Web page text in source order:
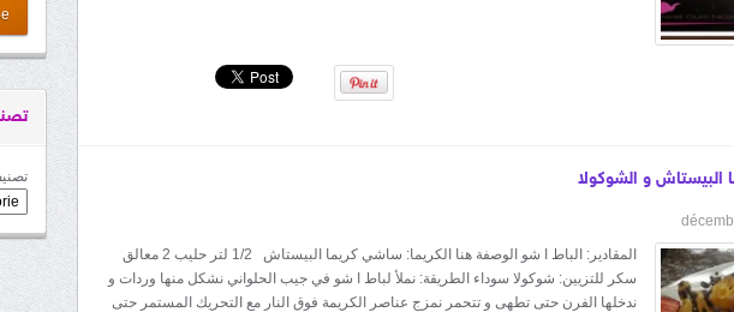
البيستاش و الشوكولا
المقادير: الباط ا شو الوصفة هنا الكريما: ساشي كريما البيستاش 1/2 لتر حليب 2 معالق
سكر للتزيين: شوكولا سوداء الطريقة: نملأ لباط ا شو في جيب الحلواني نشكل منها وردات و
ندخلها الفرن حتى تطهى و تتحمر نمزج عناصر الكريمة فوق النار مع التحريك المستمر حتى